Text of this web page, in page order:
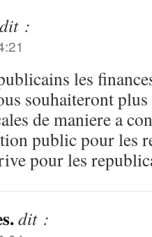
dit :
les
souhaiteront
de maniere a
public pour les
pour les
dit :